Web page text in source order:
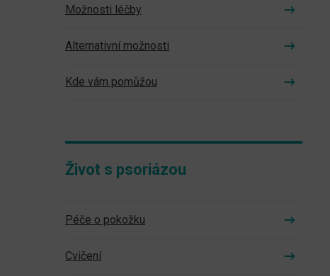
Možnosti léčby
Alternativní možnosti
Kde vám pomůžou
Život s psoriázou
Péče o pokožku
Cvičení